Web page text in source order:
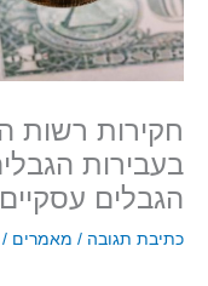
חקירות רשות
בעבירות
הגבלים עסקיים
כתיבת תגובה / מאמרים